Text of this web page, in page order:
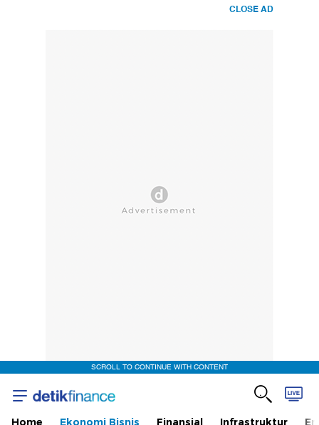
CLOSE AD
SCROLL TO CONTINUE WITH CONTENT
Home Ekonomi Bisnis Finansial Infrastruktur